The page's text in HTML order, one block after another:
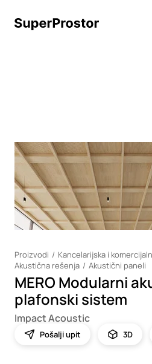
Loading
Proizvodi
Kancelarijska i
Akustična rešenja
Akustični paneli
MERO Modularni
plafonski sistem
Impact Acoustic
Pošalji upit 3D